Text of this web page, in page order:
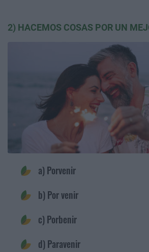
2) HACEMOS COSAS POR UN
a) Porvenir
b) Por venir
c) Porbenir
d) Paravenir